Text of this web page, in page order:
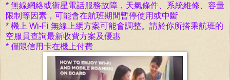
* 無線網絡或衞星電話服務故障，天氣條件、系統維修、容量
限制等因素，可能會在航班期間暫停使用或中斷
* 機上 Wi-Fi 無線上網方案可能會調整。請於你所搭乘航班的
空服員查詢最新收費方案及優惠
* 僅限信用卡在機上付費